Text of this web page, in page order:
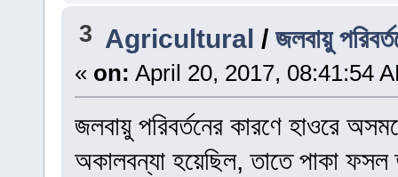
3 Agricultural /জলবায়ু
« on: April 20, 2017, 08:41:54
জলবায়ু পরিবর্তনের কারণে হাওরে
অকালবন্যা হয়েছিল, তাতে পাকা ফসল